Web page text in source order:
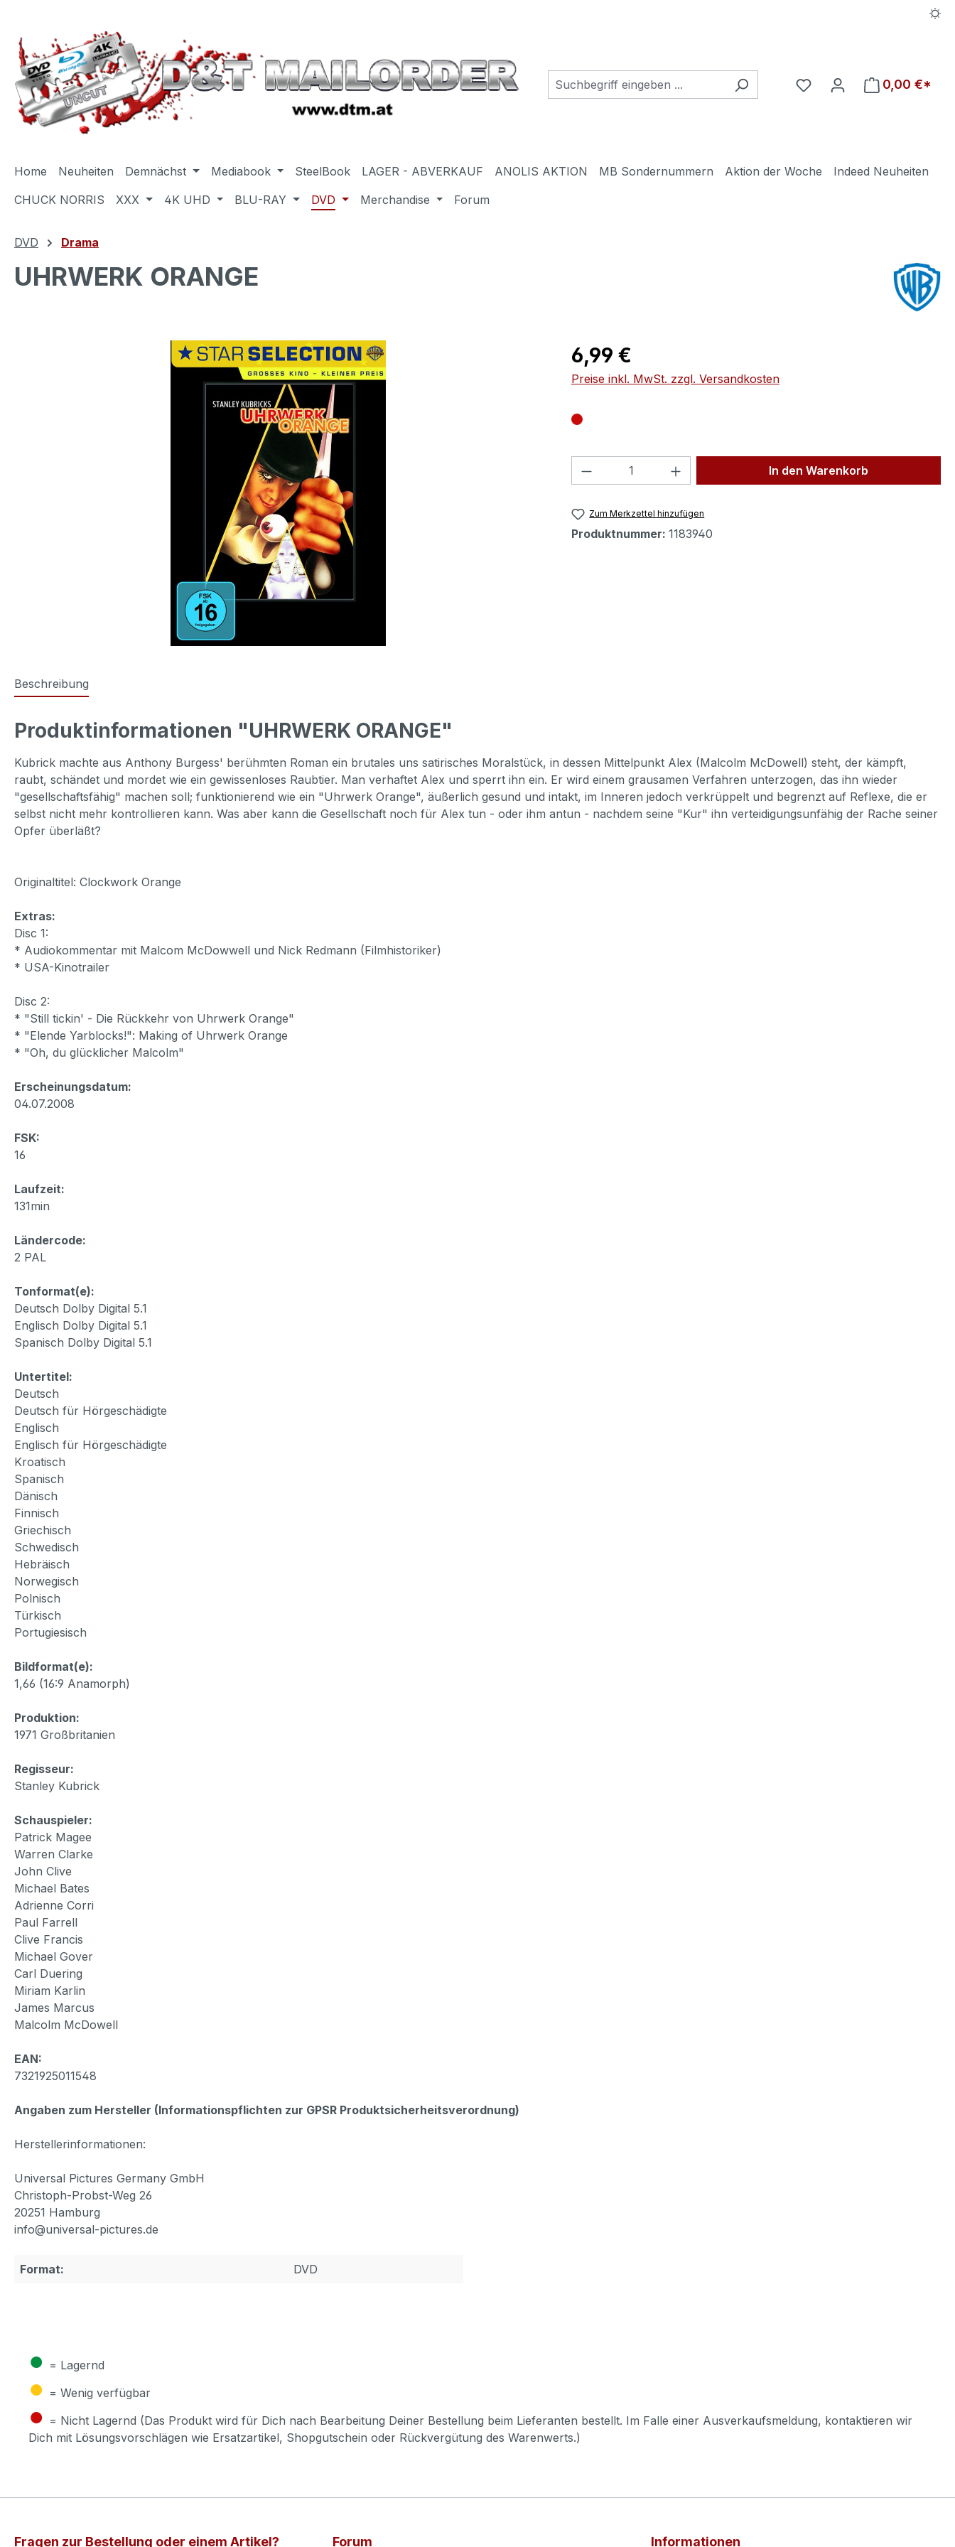
Du hast 0 Produkte auf
0,00 €*
Home Neuheiten Demnächst Mediabook SteelBook LAGER - ABVERKAUF ANOLIS AKTION MB Sondernummern Aktion der Woche
Indeed Neuheiten
CHUCK NORRIS
XXX 4K UHD BLU-RAY DVD Merchandise Forum
DVD Drama
UHRWERK ORANGE
Regulärer Preis:
6,99 €
Preise inkl. MwSt. zzgl. Versandkosten
Produkt Anzahl: Gib den gewünschten Wert
In den Warenkorb
Zum Merkzettel hinzufügen
Produktnummer: 1183940
Beschreibung
Produktinformationen "UHRWERK ORANGE"
Kubrick machte aus Anthony Burgess' berühmten Roman ein brutales uns satirisches Moralstück, in dessen Mittelpunkt Alex (Malcolm McDowell) steht, der kämpft,
raubt, schändet und mordet wie ein gewissenloses Raubtier. Man verhaftet Alex und sperrt ihn ein. Er wird einem grausamen Verfahren unterzogen, das ihn wieder
"gesellschaftsfähig" machen soll; funktionierend wie ein "Uhrwerk Orange", äußerlich gesund und intakt, im Inneren jedoch verkrüppelt und begrenzt auf Reflexe, die er
selbst nicht mehr kontrollieren kann. Was aber kann die Gesellschaft noch für Alex tun - oder ihm antun - nachdem seine "Kur" ihn verteidigungsunfähig der Rache seiner
Opfer überläßt?
Originaltitel: Clockwork Orange
Extras:
Disc 1:
* Audiokommentar mit Malcom McDowwell und Nick Redmann (Filmhistoriker)
* USA-Kinotrailer
Disc 2:
* "Still tickin' - Die Rückkehr von Uhrwerk Orange"
* "Elende Yarblocks!": Making of Uhrwerk Orange
* "Oh, du glücklicher Malcolm"
Erscheinungsdatum:
04.07.2008
FSK:
16
Laufzeit:
131min
Ländercode:
2 PAL
Tonformat(e):
Deutsch Dolby Digital 5.1
Englisch Dolby Digital 5.1
Spanisch Dolby Digital 5.1
Untertitel:
Deutsch
Deutsch für Hörgeschädigte
Englisch
Englisch für Hörgeschädigte
Kroatisch
Spanisch
Dänisch
Finnisch
Griechisch
Schwedisch
Hebräisch
Norwegisch
Polnisch
Türkisch
Portugiesisch
Bildformat(e):
1,66 (16:9 Anamorph)
Produktion:
1971 Großbritanien
Regisseur:
Stanley Kubrick
Schauspieler:
Patrick Magee
Warren Clarke
John Clive
Michael Bates
Adrienne Corri
Paul Farrell
Clive Francis
Michael Gover
Carl Duering
Miriam Karlin
James Marcus
Malcolm McDowell
EAN:
7321925011548
Angaben zum Hersteller (Informationspflichten zur GPSR Produktsicherheitsverordnung)
Herstellerinformationen:
Universal Pictures Germany GmbH
Christoph-Probst-Weg 26
20251 Hamburg
info@universal-pictures.de
Format: DVD
● = Lagernd
● = Wenig verfügbar
● = Nicht Lagernd (Das Produkt wird für Dich nach Bearbeitung Deiner Bestellung beim Lieferanten bestellt. Im Falle einer Ausverkaufsmeldung, kontaktieren wir
Dich mit Lösungsvorschlägen wie Ersatzartikel, Shopgutschein oder Rückvergütung des Warenwerts.)
Fragen zur Bestellung oder einem Artikel? Forum Informationen